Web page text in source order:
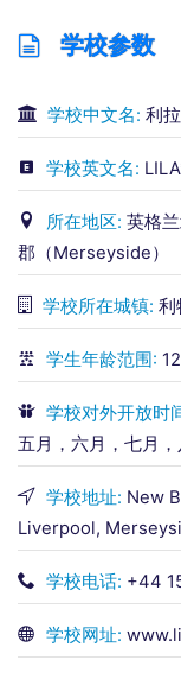
学校参数
学校中文名: 利
学校英文名:
所在地区: 英格
郡（Merseyside）
学校所在城镇: 利
学生年龄范围:
学校对外开放时
五月，六月，七月
学校地址: New
Liverpool,
学校电话: +44
学校网址: